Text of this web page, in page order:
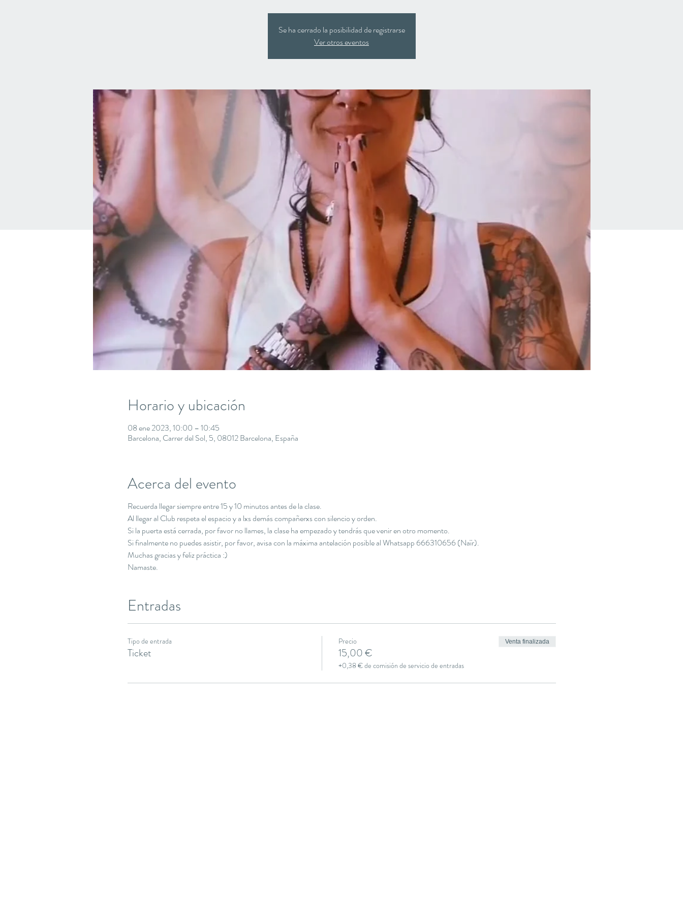
Se ha cerrado la posibilidad de registrarse
Ver otros eventos
Horario y ubicación
08 ene 2023, 10:00 – 10:45
Barcelona, Carrer del Sol, 5, 08012 Barcelona, España
Acerca del evento
Recuerda llegar siempre entre 15 y 10 minutos antes de la clase.
Al llegar al Club respeta el espacio y a lxs demás compañerxs con silencio y orden.
Si la puerta está cerrada, por favor no llames, la clase ha empezado y tendrás que venir en otro momento.
Si finalmente no puedes asistir, por favor, avisa con la máxima antelación posible al Whatsapp 666310656 (Naïr).
Muchas gracias y feliz práctica :)
Namaste.
Entradas
Tipo de entrada
Ticket
Precio
15,00 €
+0,38 € de comisión de servicio de entradas
Venta finalizada